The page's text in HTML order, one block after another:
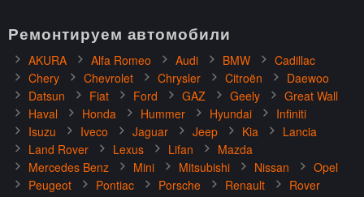
Ремонтируем автомобили
AKURA Alfa Romeo Audi BMW
Cadillac
Chery
Chevrolet Chrysler Citroën
Daewoo
Datsun
Fiat Ford GAZ Geely
Great Wall
Haval
Honda Hummer Hyundai
Infiniti
Isuzu
Iveco Jaguar Jeep Kia
Lancia
Land Rover
Lexus Lifan
Mazda
Mercedes Benz
Mini Mitsubishi Nissan
Opel
Peugeot
Pontiac Porsche Renault
Rover